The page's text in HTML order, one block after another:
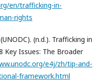
en/trafficking-in-
rights
(n.d.). Trafficking in
Key Issues: The Broader
e4j/zh/tip-and-
framework.html